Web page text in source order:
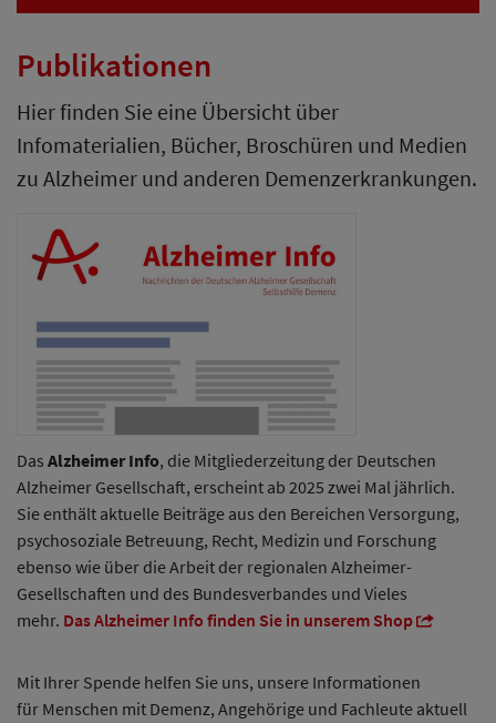
Publikationen
Hier finden Sie eine Übersicht über
Infomaterialien, Bücher, Broschüren und Medien
zu Alzheimer und anderen Demenzerkrankungen.
Das Alzheimer Info, die Mitgliederzeitung der Deutschen
Alzheimer Gesellschaft, erscheint ab 2025 zwei Mal jährlich.
Sie enthält aktuelle Beiträge aus den Bereichen Versorgung,
psychosoziale Betreuung, Recht, Medizin und Forschung
ebenso wie über die Arbeit der regionalen Alzheimer-
Gesellschaften und des Bundesverbandes und Vieles
mehr. Das Alzheimer Info finden Sie in unserem Shop
Mit Ihrer Spende helfen Sie uns, unsere Informationen
für Menschen mit Demenz, Angehörige und Fachleute aktuell